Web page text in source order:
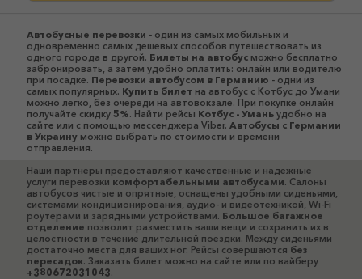
Автобусные перевозки - один из самых мобильных и
одновременно самых дешевых способов путешествовать из
одного города в другой. Билеты на автобусможно бесплатно
забронировать, а затем удобно оплатить: онлайн или водителю
при посадке. Перевозки автобусом в Германию - одни из
самых популярных. Купить билет на автобус с Котбус до Умани
можно легко, без очереди на автовокзале. При покупке онлайн
получайте скидку 5%. Найти рейсы Котбус - Уманьудобно на
сайте или с помощью мессенджера Viber. Автобусы c Германии
в Украинуможно выбрать по стоимости и времени
отправления.
Наши партнеры предоставляют качественные и надежные
услуги перевозки комфортабельными автобусами. Салоны
автобусов чистые и опрятные, оснащены удобными сиденьями,
системами кондиционирования, аудио- и видеотехникой, Wi-Fi
роутерами и зарядными устройствами. Большое багажное
отделение позволит разместить ваши вещи и сохранить их в
целостности в течение длительной поездки. Между сиденьями
достаточно места для ваших ног. Рейсы совершаются без
пересадок. Заказать билет можно на сайте или по вайберу
+380672031043.